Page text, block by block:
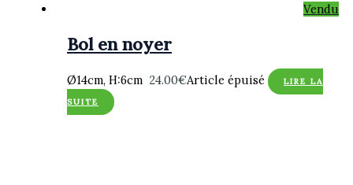
Vendu
Bol en noyer
Ø14cm, H:6cm 24.00€Article épuisé
LIRE LA
SUITE